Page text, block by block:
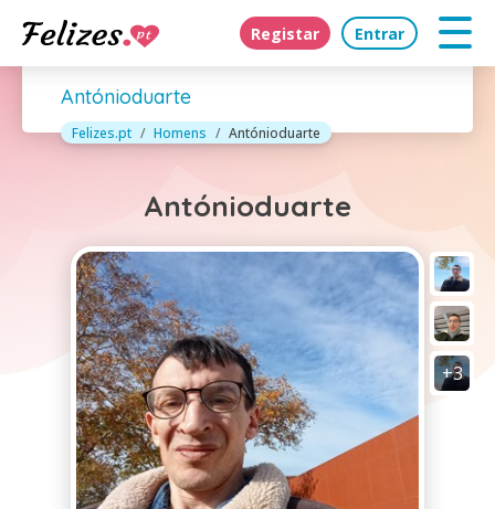
Registar Entrar
Antónioduarte
Felizes.pt Homens Antónioduarte
Antónioduarte
+3